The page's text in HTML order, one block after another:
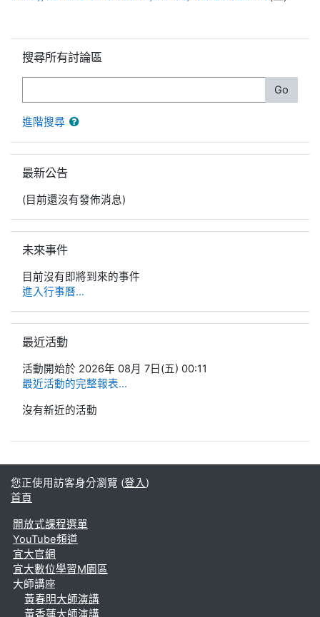
搜尋所有討論區
Go
進階搜尋
最新公告
(目前還沒有發佈消息)
未來事件
目前沒有即將到來的事件
進入行事曆...
最近活動
活動開始於 2026年 08月 7日(五) 00:11
最近活動的完整報表...
沒有新近的活動
您正使用訪客身分瀏覽 (登入)
首頁
開放式課程選單
YouTube頻道
宜大官網
宜大數位學習M園區
大師講座
黃春明大師演講
黃香蓮大師演講